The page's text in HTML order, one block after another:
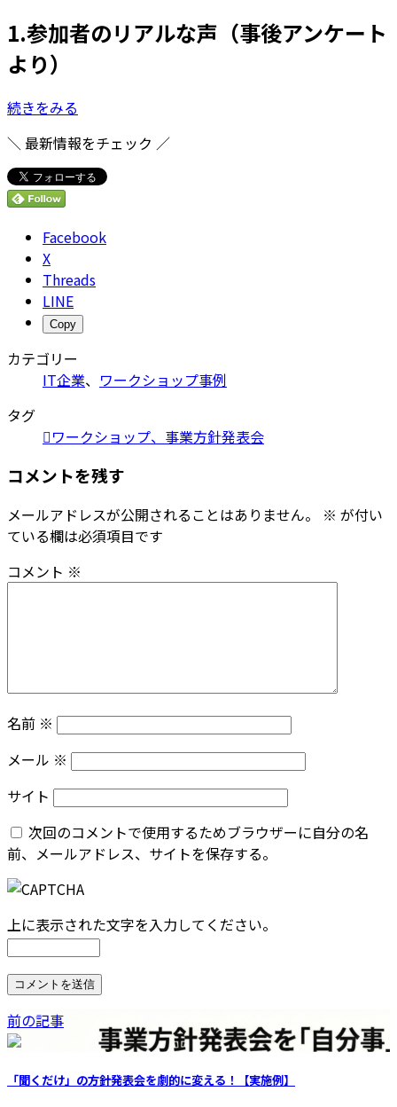
1.参加者のリアルな声（事後アンケート
より）
続きをみる
＼ 最新情報をチェック ／
Facebook
X
Threads
LINE
Copy
カテゴリー
IT企業、 ワークショップ事例
タグ
ワークショップ、事業方針発表会
コメントを残す
メールアドレスが公開されることはありません。 ※ が付い
ている欄は必須項目です
コメント ※
名前 ※
メール ※
サイト
次回のコメントで使用するためブラウザーに自分の名
前、メールアドレス、サイトを保存する。
上に表示された文字を入力してください。
前の記事
「聞くだけ」の方針発表会を劇的に変える！【実施例】